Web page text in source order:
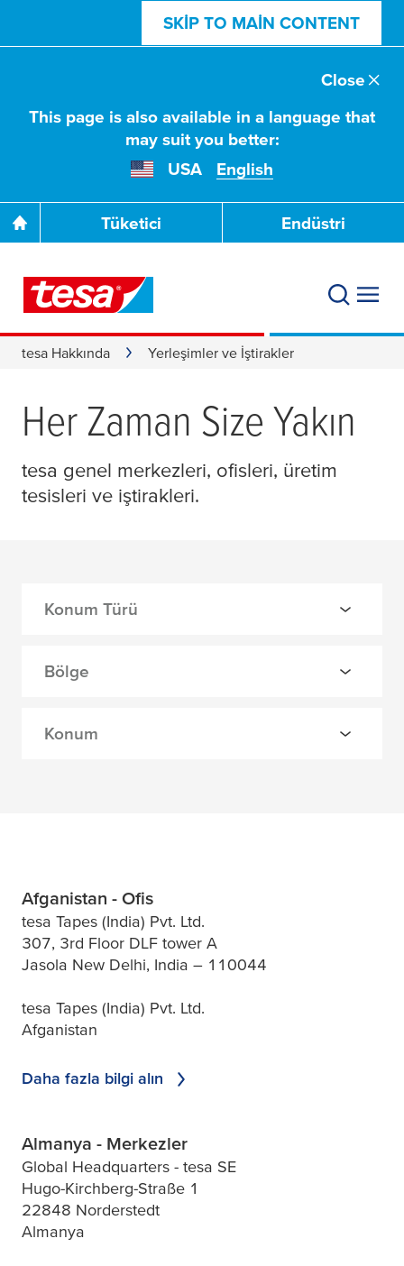
SKIP TO MAIN CONTENT
This page is also available in a language that
may suit you better:
USA
English
Close
Tüketici Endüstri
tesa Hakkında Yerleşimler ve İştirakler
Her Zaman Size Yakın
tesa genel merkezleri, ofisleri, üretim
tesisleri ve iştirakleri.
Afganistan - Ofis
tesa Tapes (India) Pvt. Ltd.
307, 3rd Floor DLF tower A
Jasola New Delhi, India – 110044
tesa Tapes (India) Pvt. Ltd.
Afganistan
Daha fazla bilgi alın
Almanya - Merkezler
Global Headquarters - tesa SE
Hugo-Kirchberg-Straße 1
22848 Norderstedt
Almanya